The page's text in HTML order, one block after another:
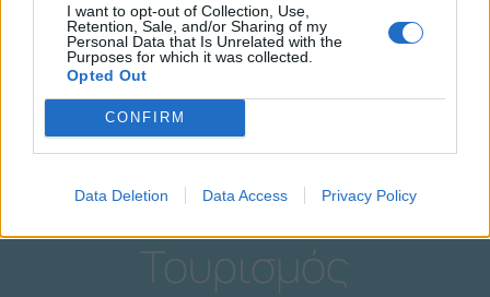
I want to opt-out of Collection, Use,
Retention, Sale, and/or Sharing of my
Personal Data that Is Unrelated with the
Purposes for which it was collected.
Opted Out
CONFIRM
Data Deletion Data Access Privacy Policy
Τουρισμός